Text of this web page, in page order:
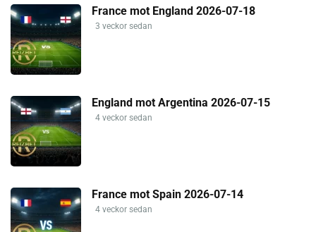
France mot England 2026-07-18
3 veckor sedan
England mot Argentina 2026-07-15
4 veckor sedan
France mot Spain 2026-07-14
4 veckor sedan